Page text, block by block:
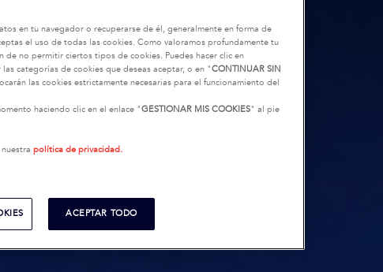
en tu navegador o recuperarse de él, generalmente en forma de
el uso de todas las cookies. Como valoramos profundamente tu
no permitir ciertos tipos de cookies. Puedes hacer clic en
categorías de cookies que deseas aceptar, o en "CONTINUAR SIN
las cookies estrictamente necesarias para el funcionamiento del
haciendo clic en el enlace "GESTIONAR MIS COOKIES" al pie
política de privacidad.
ACEPTAR TODO